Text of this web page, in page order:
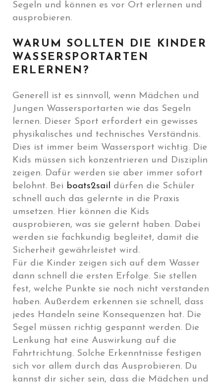
Segeln und können es vor Ort erlernen und
ausprobieren.
WARUM SOLLTEN DIE KINDER
WASSERSPORTARTEN
ERLERNEN?
Generell ist es sinnvoll, wenn Mädchen und
Jungen Wassersportarten wie das Segeln
lernen. Dieser Sport erfordert ein gewisses
physikalisches und technisches Verständnis.
Dies ist immer beim Wassersport wichtig. Die
Kids müssen sich konzentrieren und Disziplin
zeigen. Dafür werden sie aber immer sofort
belohnt. Bei boats2sail dürfen die Schüler
schnell auch das gelernte in die Praxis
umsetzen. Hier können die Kids
ausprobieren, was sie gelernt haben. Dabei
werden sie fachkundig begleitet, damit die
Sicherheit gewährleistet wird.
Für die Kinder zeigen sich auf dem Wasser
dann schnell die ersten Erfolge. Sie stellen
fest, welche Punkte sie noch nicht verstanden
haben. Außerdem erkennen sie schnell, dass
jedes Handeln seine Konsequenzen hat. Die
Segel müssen richtig gespannt werden. Die
Lenkung hat eine Auswirkung auf die
Fahrtrichtung. Solche Erkenntnisse festigen
sich vor allem durch das Ausprobieren. Du
kannst dir sicher sein, dass die Mädchen und